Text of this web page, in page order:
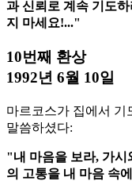
과 신뢰로 계속 기도
지 마세요!..."
10번째 환상
1992년 6월 10일
마르코스가 집에서 기
말씀하셨다:
"내 마음을 보라, 가시
의 고통을 내 마음 속